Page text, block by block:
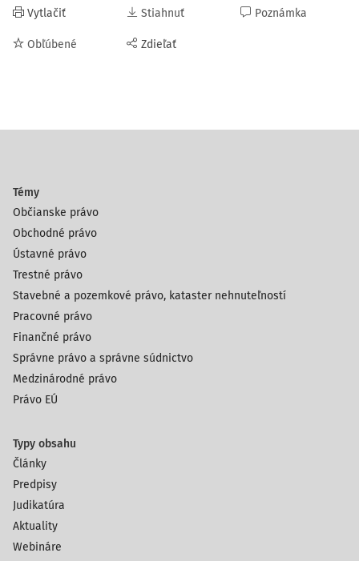
Vytlačiť
Obľúbené
Stiahnuť
Zdieľať
Poznámka
Témy
Občianske právo
Obchodné právo
Ústavné právo
Trestné právo
Stavebné a pozemkové právo, kataster nehnuteľností
Pracovné právo
Finančné právo
Správne právo a správne súdnictvo
Medzinárodné právo
Právo EÚ
Typy obsahu
Články
Predpisy
Judikatúra
Aktuality
Webináre